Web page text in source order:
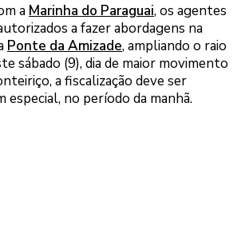
a Marinha do Paraguai, os agentes
a fazer abordagens na
Ponte da Amizade, ampliando o raio
sábado (9), dia de maior movimento
a fiscalização deve ser
especial, no período da manhã.